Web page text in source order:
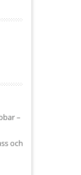
–
och